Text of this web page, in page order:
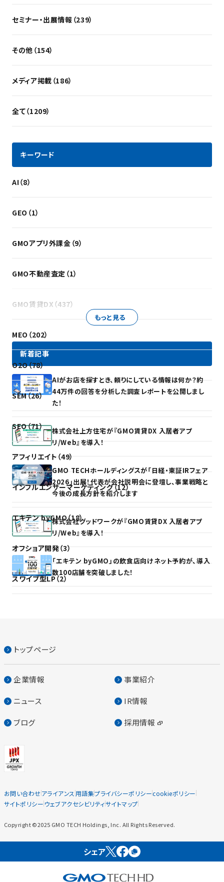
セミナー・出展情報（239）
その他（154）
メディア掲載（186）
全て（1209）
キーワード
AI（8）
GEO（1）
GMOアプリ外課金（9）
GMO不動産査定（1）
GMO賃貸DX（437）
MEO（202）
O2O（78）
SEM（26）
SEO（71）
アフィリエイト（49）
インフルエンサーマーケティング（12）
エキテン byGMO（18）
オフショア開発（3）
スワイプ型LP（2）
もっと見る
新着記事
AIがお店を探すとき、頼りにしている情報は何か？約
44万件の回答を分析した調査レポートを公開しまし
た！
株式会社上方住宅が『GMO賃貸DX 入居者アプ
リ/Web』を導入！
GMO TECHホールディングスが「日経・東証IRフェア
2026」出展！代表が会社説明会に登壇し、事業戦略と
今後の成長方針を紹介します
株式会社グッドワークが『GMO賃貸DX 入居者アプ
リ/Web』を導入！
「エキテン byGMO」の飲食店向けネット予約が、導入
数100店舗を突破しました！
トップページ
企業情報 事業紹介
ニュース IR情報
ブログ 採用情報
お問い合わせアライアンス 用語集プライバシーポリシーcookieポリシー
サイトポリシー ウェブアクセシビリティサイトマップ
Copyright ©2025 GMO TECH Holdings, Inc. All Rights Reserved.
シェア